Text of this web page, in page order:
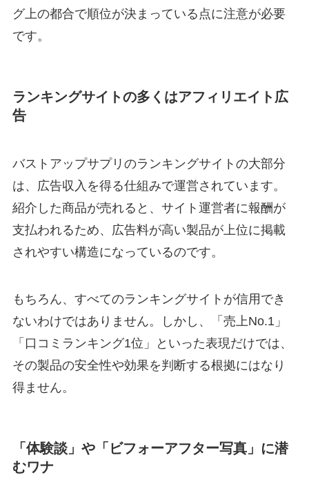
グ上の都合で順位が決まっている点に注意が必要
です。
ランキングサイトの多くはアフィリエイト広
告
バストアップサプリのランキングサイトの大部分
は、広告収入を得る仕組みで運営されています。
紹介した商品が売れると、サイト運営者に報酬が
支払われるため、広告料が高い製品が上位に掲載
されやすい構造になっているのです。
もちろん、すべてのランキングサイトが信用でき
ないわけではありません。しかし、「売上No.1」
「口コミランキング1位」といった表現だけでは、
その製品の安全性や効果を判断する根拠にはなり
得ません。
「体験談」や「ビフォーアフター写真」に潜
むワナ